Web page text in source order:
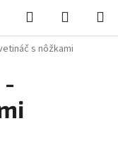
Hľadať
KOŠÍK
s nôžkami
-